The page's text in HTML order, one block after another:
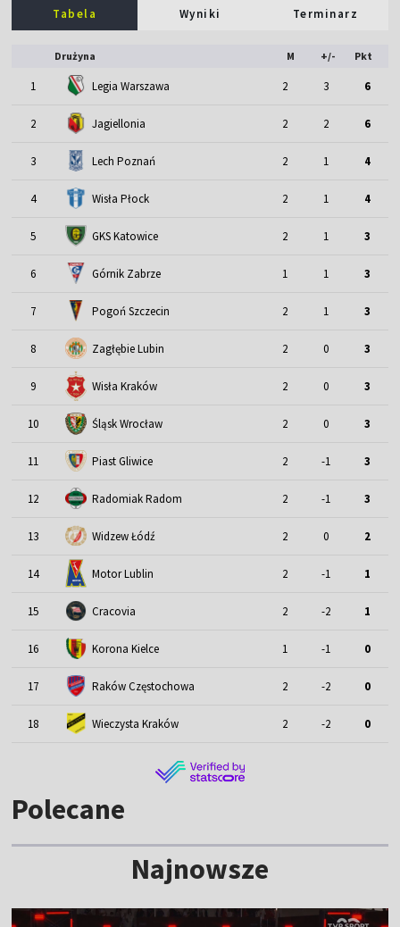
Tabela Wyniki Terminarz
Drużyna M +/- Pkt
1 Legia Warszawa 2 3 6
2 Jagiellonia 2 2 6
3 Lech Poznań 2 1 4
4 Wisła Płock 2 1 4
5 GKS Katowice 2 1 3
6 Górnik Zabrze 1 1 3
7 Pogoń Szczecin 2 1 3
8 Zagłębie Lubin 2 0 3
9 Wisła Kraków 2 0 3
10 Śląsk Wrocław 2 0 3
11 Piast Gliwice 2 -1 3
12 Radomiak Radom 2 -1 3
13 Widzew Łódź 2 0 2
14 Motor Lublin 2 -1 1
15 Cracovia 2 -2 1
16 Korona Kielce 1 -1 0
17 Raków Częstochowa 2 -2 0
18 Wieczysta Kraków 2 -2 0
Polecane
Najnowsze